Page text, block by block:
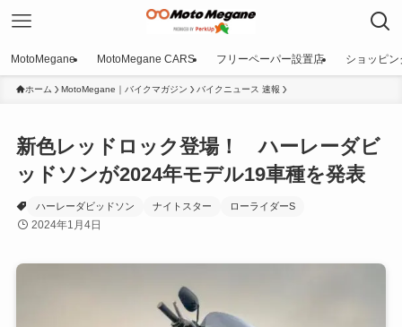
MotoMegane MotoMegane CARS フリーペーパー設置店 ショッピン
ホーム MotoMegane｜バイクマガジン バイクニュース 速報
新色レッドロック登場！ ハーレーダビ
ッドソンが2024年モデル19車種を発表
ハーレーダビッドソン ナイトスター ローライダーS
2024年1月4日